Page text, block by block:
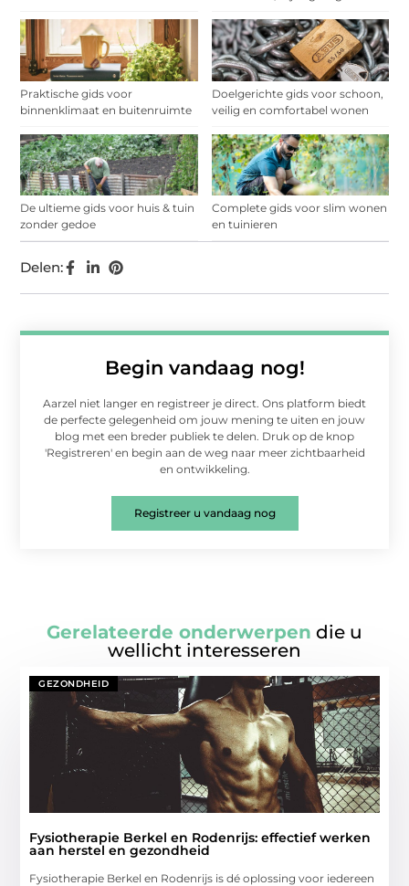
Praktische gids voor
binnenklimaat en buitenruimte
Doelgerichte gids voor schoon,
veilig en comfortabel wonen
De ultieme gids voor huis & tuin
zonder gedoe
Complete gids voor slim wonen
en tuinieren
Begin vandaag nog!
Aarzel niet langer en registreer je direct. Ons platform biedt
de perfecte gelegenheid om jouw mening te uiten en jouw
blog met een breder publiek te delen. Druk op de knop
'Registreren' en begin aan de weg naar meer zichtbaarheid
en ontwikkeling.
Registreer u vandaag nog
Delen:
Gerelateerde onderwerpen die u
wellicht interesseren
GEZONDHEID
Fysiotherapie Berkel en Rodenrijs: effectief werken
aan herstel en gezondheid
Fysiotherapie Berkel en Rodenrijs is dé oplossing voor iedereen